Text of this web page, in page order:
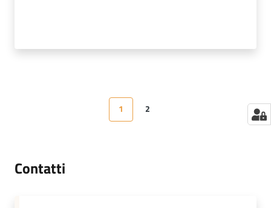
Pagina precedente
Pagina
1 Pagina
2
Contatti